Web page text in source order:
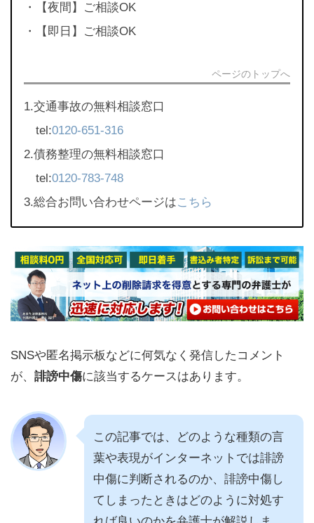
・【夜間】ご相談OK
・【即日】ご相談OK
ページのトップへ
1.交通事故の無料相談窓口
tel:0120-651-316
2.債務整理の無料相談窓口
tel:0120-783-748
3.総合お問い合わせページはこちら
SNSや匿名掲示板などに何気なく発信したコメント
が、 誹謗中傷に該当するケースはあります。
この記事では、どのような種類の言
葉や表現がインターネットでは誹謗
中傷に判断されるのか、誹謗中傷し
てしまったときはどのように対処す